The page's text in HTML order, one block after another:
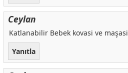
Ceylan
Katlanabilir Bebek kovasi ve maşasi
Yanıtla